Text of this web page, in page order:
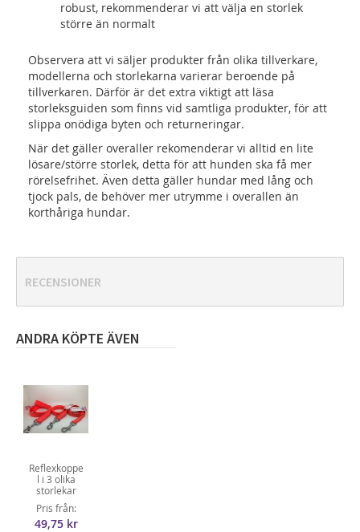
robust, rekommenderar vi att välja en storlek
större än normalt
Observera att vi säljer produkter från olika tillverkare,
modellerna och storlekarna varierar beroende på
tillverkaren. Därför är det extra viktigt att läsa
storleksguiden som finns vid samtliga produkter, för att
slippa onödiga byten och returneringar.
När det gäller overaller rekomenderar vi alltid en lite
lösare/större storlek, detta för att hunden ska få mer
rörelsefrihet. Även detta gäller hundar med lång och
tjock pals, de behöver mer utrymme i overallen än
korthåriga hundar.
RECENSIONER
ANDRA KÖPTE ÄVEN
Reflexkoppe
l i 3 olika
storlekar
Pris från
49,75 kr